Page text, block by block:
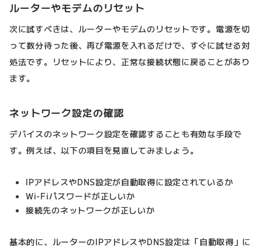
ルーターやモデムのリセット
次に試すべきは、ルーターやモデムのリセットです。電源を切
って数分待った後、再び電源を入れるだけで、すぐに試せる対
処法です。リセットにより、正常な接続状態に戻ることがあり
ます。
ネットワーク設定の確認
デバイスのネットワーク設定を確認することも有効な手段で
す。例えば、以下の項目を見直してみましょう。
IPアドレスやDNS設定が自動取得に設定されているか
Wi-Fiパスワードが正しいか
接続先のネットワークが正しいか
基本的に、ルーターのIPアドレスやDNS設定は「自動取得」に